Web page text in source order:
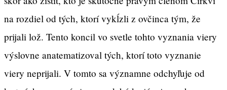
na rozdiel od tých, ktorí vykĺzli z ovčinca tým, že
prijali lož. Tento koncil vo svetle tohto vyznania viery
výslovne anatematizoval tých, ktorí toto vyznanie
viery neprijali. V tomto sa významne odchyľuje od